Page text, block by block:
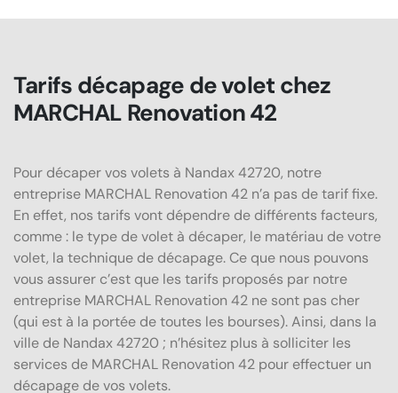
Tarifs décapage de volet chez
MARCHAL Renovation 42
Pour décaper vos volets à Nandax 42720, notre
entreprise MARCHAL Renovation 42 n’a pas de tarif fixe.
En effet, nos tarifs vont dépendre de différents facteurs,
comme : le type de volet à décaper, le matériau de votre
volet, la technique de décapage. Ce que nous pouvons
vous assurer c’est que les tarifs proposés par notre
entreprise MARCHAL Renovation 42 ne sont pas cher
(qui est à la portée de toutes les bourses). Ainsi, dans la
ville de Nandax 42720 ; n’hésitez plus à solliciter les
services de MARCHAL Renovation 42 pour effectuer un
décapage de vos volets.